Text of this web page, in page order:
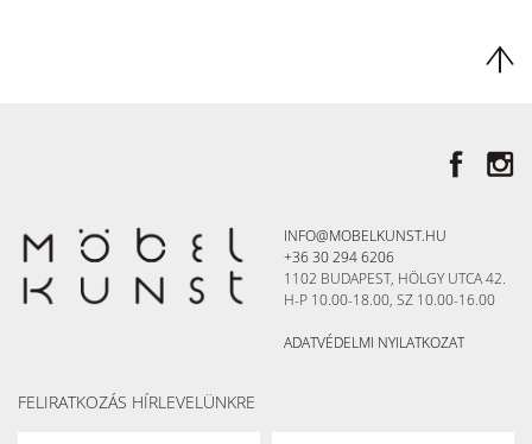
INFO@MOBELKUNST.HU
+36 30 294 6206
1102 BUDAPEST, HÖLGY UTCA 42.
H-P 10.00-18.00, SZ 10.00-16.00
ADATVÉDELMI NYILATKOZAT
FELIRATKOZÁS HÍRLEVELÜNKRE